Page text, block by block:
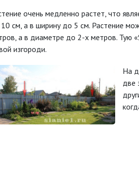
очень медленно растет, что
см, а в ширину до 5 см. Растение
а в диаметре до 2-х метров. Тую
изгороди.
На
две